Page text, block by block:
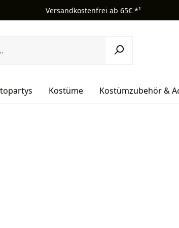
Versandkostenfrei ab 65€ *¹
Kostüme Kostümzubehör &